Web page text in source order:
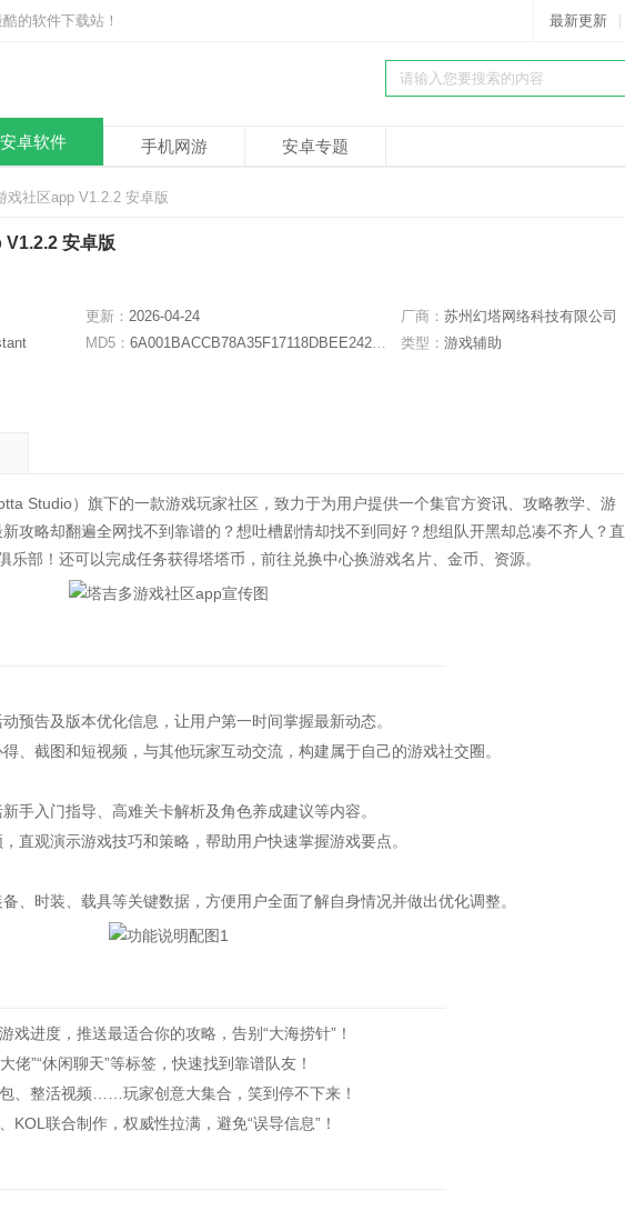
的软件下载站！ 最新更新
安卓软件 手机网游 安卓专题
戏社区app V1.2.2 安卓版
安卓版
更新： 2026-04-24 厂商： 苏州幻塔网络科技有限公司
MD5： 6A001BACCB78A35F17118DBEE242B1E1 类型： 游戏辅助
Studio）旗下的一款游戏玩家社区，致力于为用户提供一个集官方资讯、攻略教学、游
攻略却翻遍全网找不到靠谱的？想吐槽剧情却找不到同好？想组队开黑却总凑不齐人？直
部！还可以完成任务获得塔塔币，前往兑换中心换游戏名片、金币、资源。
告及版本优化信息，让用户第一时间掌握最新动态。
截图和短视频，与其他玩家互动交流，构建属于自己的游戏社交圈。
入门指导、高难关卡解析及角色养成建议等内容。
观演示游戏技巧和策略，帮助用户快速掌握游戏要点。
时装、载具等关键数据，方便用户全面了解自身情况并做出优化调整。
进度，推送最适合你的攻略，告别“大海捞针”！
”“休闲聊天”等标签，快速找到靠谱队友！
整活视频……玩家创意大集合，笑到停不下来！
联合制作，权威性拉满，避免“误导信息”！